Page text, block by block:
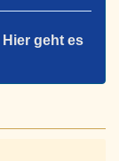
Hier geht es